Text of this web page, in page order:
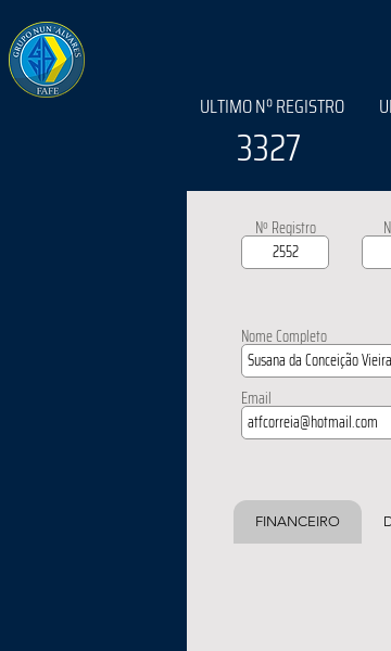
ULTIMO Nº REGISTRO
3327
Nº Registro
Nome Completo
Email
FINANCEIRO